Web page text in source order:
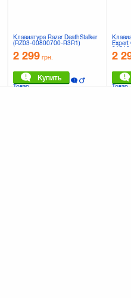
Клавиатура Razer DeathStalker
(RZ03-00800700-R3R1)
2 299 грн.
Купить
Товар
Expert
2
Товар